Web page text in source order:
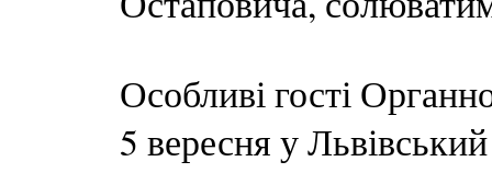
Особливі гості
5 вересня у